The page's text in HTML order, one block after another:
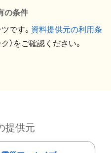
の条件
です。 資料提供元の利用条
）をご確認ください。
提供元